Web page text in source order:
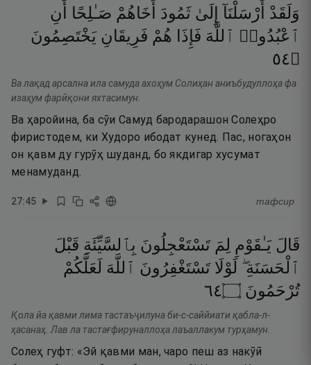
وَلَقَدْ أَرْسَلْنَآ إِلَىٰ ثَمُودَ أَخَاهُمْ صَـٰلِحًا
أَنِ
ٱعْبُدُوا۟ ٱللَّهَ فَإِذَا هُمْ فَرِيقَانِ يَخْتَصِمُونَ
۝٤٥
Ва лақад арсална ила самуда ахоҳум Солиҳан аниъбудуллоҳа фа
изаҳум фарӣқони яхтасимун.
Ва ҳаройина, ба сӯи Самуд бародарашон Солеҳро
фиристодем, ки Худоро ибодат кунед. Пас, ногаҳон
он қавм ду гурӯҳ шуданд, бо якдигар хусумат
менамуданд.
27:45 тафсир
قَالَ يَـٰقَوْمِ لِمَ تَسْتَعْجِلُونَ بِٱلسَّيِّئَةِ قَبْلَ
ٱلْحَسَنَةِ ۖ لَوْلَا تَسْتَغْفِرُونَ ٱللَّهَ لَعَلَّكُمْ
تُرْحَمُونَ ۝٤٦
Қола йа қавми лима тастаъҷилуна би-с-саййиати қабла-л-
ҳасанаҳ. Лав ла тастағфируналлоҳа лаъаллакум турҳамун.
Солеҳ гуфт: «Эй қавми ман, чаро пеш аз накӯӣ